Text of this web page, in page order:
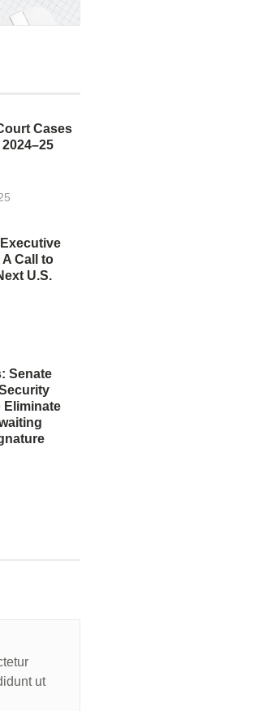
Cases
Call to
U.S.
Senate
Eliminate
ut